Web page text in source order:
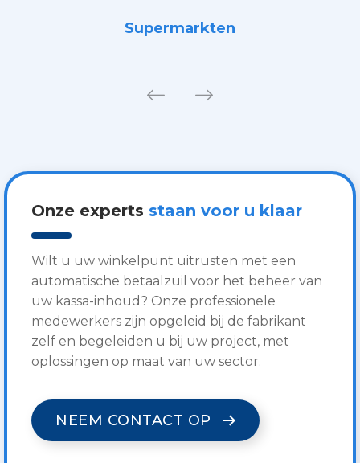
Supermarkten
Onze experts staan voor u klaar
Wilt u uw winkelpunt uitrusten met een
automatische betaalzuil voor het beheer van
uw kassa-inhoud? Onze professionele
medewerkers zijn opgeleid bij de fabrikant
zelf en begeleiden u bij uw project, met
oplossingen op maat van uw sector.
NEEM CONTACT OP